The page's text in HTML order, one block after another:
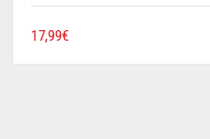
17,99€